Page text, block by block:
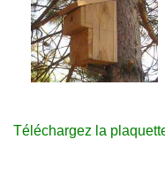
Téléchargez la